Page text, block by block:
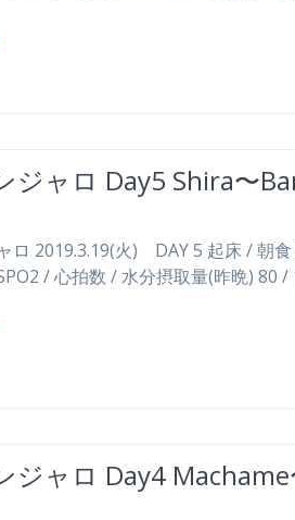
ジャロ Day5 Shira〜
ロ 2019.3.19(火) DAY 5 起床 / 朝食
/ 心拍数 / 水分摂取量(昨晩) 80
ジャロ Day4